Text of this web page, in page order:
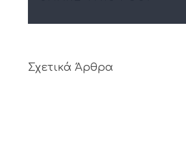
Σχετικά Άρθρα